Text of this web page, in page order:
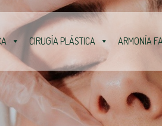
CIRUGÍA PLÁSTICA ARMONÍA